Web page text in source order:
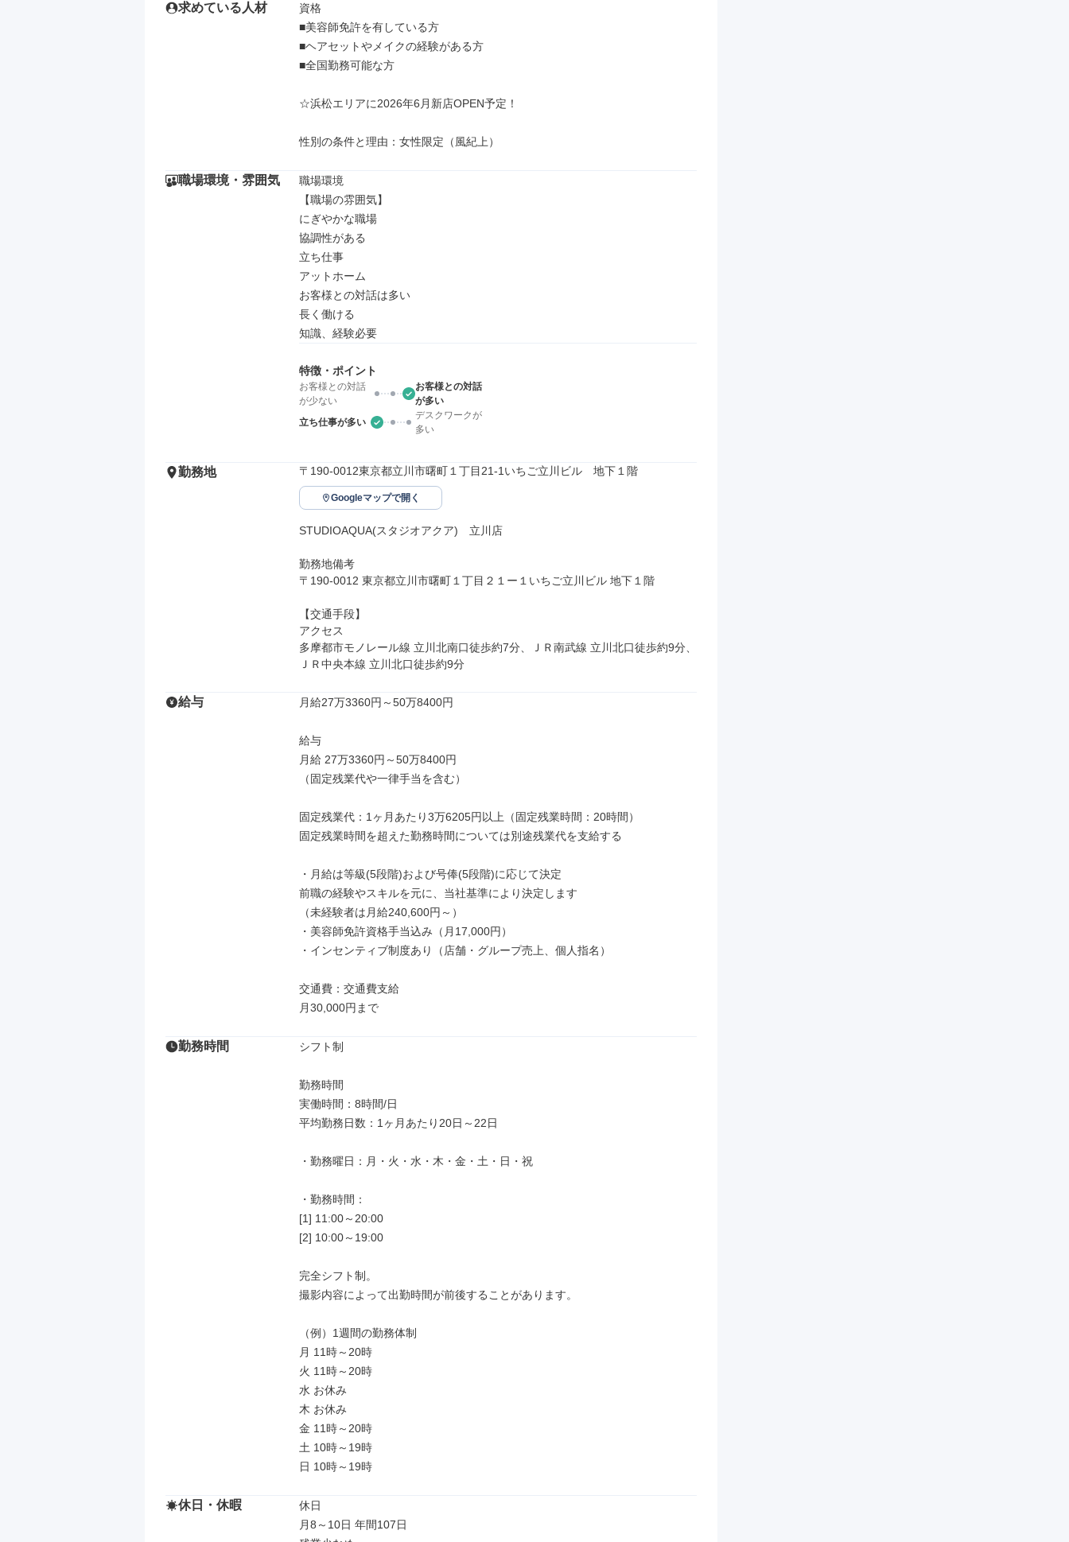
求めている人材
資格
■美容師免許を有している方
■ヘアセットやメイクの経験がある方
■全国勤務可能な方
☆浜松エリアに2026年6月新店OPEN予定！
性別の条件と理由：女性限定（風紀上）
職場環境・雰囲気
職場環境
【職場の雰囲気】
にぎやかな職場
協調性がある
立ち仕事
アットホーム
お客様との対話は多い
長く働ける
知識、経験必要
特徴・ポイント
お客様との対話
が少ない
お客様との対話
が多い
立ち仕事が多い
デスクワークが
多い
勤務地 〒190-0012東京都立川市曙町１丁目21-1いちご立川ビル　地下１階
Googleマップで開く
STUDIOAQUA(スタジオアクア)　立川店
勤務地備考
〒190-0012 東京都立川市曙町１丁目２１ー１いちご立川ビル 地下１階
【交通手段】
アクセス
多摩都市モノレール線 立川北南口徒歩約7分、ＪＲ南武線 立川北口徒歩約9分、
ＪＲ中央本線 立川北口徒歩約9分
給与 月給27万3360円～50万8400円
給与
月給 27万3360円～50万8400円
（固定残業代や一律手当を含む）
固定残業代：1ヶ月あたり3万6205円以上（固定残業時間：20時間）
固定残業時間を超えた勤務時間については別途残業代を支給する
・月給は等級(5段階)および号俸(5段階)に応じて決定
前職の経験やスキルを元に、当社基準により決定します
（未経験者は月給240,600円～）
・美容師免許資格手当込み（月17,000円）
・インセンティブ制度あり（店舗・グループ売上、個人指名）
交通費：交通費支給
月30,000円まで
勤務時間 シフト制
勤務時間
実働時間：8時間/日
平均勤務日数：1ヶ月あたり20日～22日
・勤務曜日：月・火・水・木・金・土・日・祝
・勤務時間：
[1] 11:00～20:00
[2] 10:00～19:00
完全シフト制。
撮影内容によって出勤時間が前後することがあります。
（例）1週間の勤務体制
月 11時～20時
火 11時～20時
水 お休み
木 お休み
金 11時～20時
土 10時～19時
日 10時～19時
休日・休暇
休日
月8～10日 年間107日